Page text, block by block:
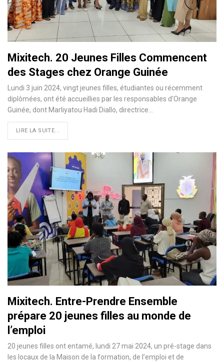
Mixitech. 20 Jeunes Filles Commencent
des Stages chez Orange Guinée
Lundi 3 juin 2024, vingt jeunes filles, étudiantes ou récemment
diplômées, ont été accueillies par les responsables d'Orange
Guinée, dont Marliyatou Hadi Diallo, directrice…
LIRE LA SUITE...
Mixitech. Entre-Prendre Ensemble
prépare 20 jeunes filles au monde de
l’emploi
20 jeunes filles ont entamé, lundi 27 mai 2024, un pré-stage dans
les locaux de la Maison de la formation, de l’emploi et de